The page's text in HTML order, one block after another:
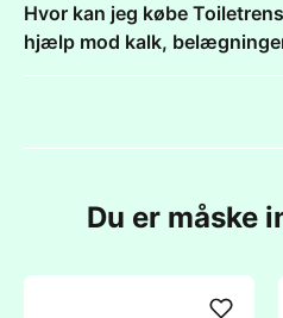
Hvor kan jeg købe
hjælp mod kalk,
Du er måske